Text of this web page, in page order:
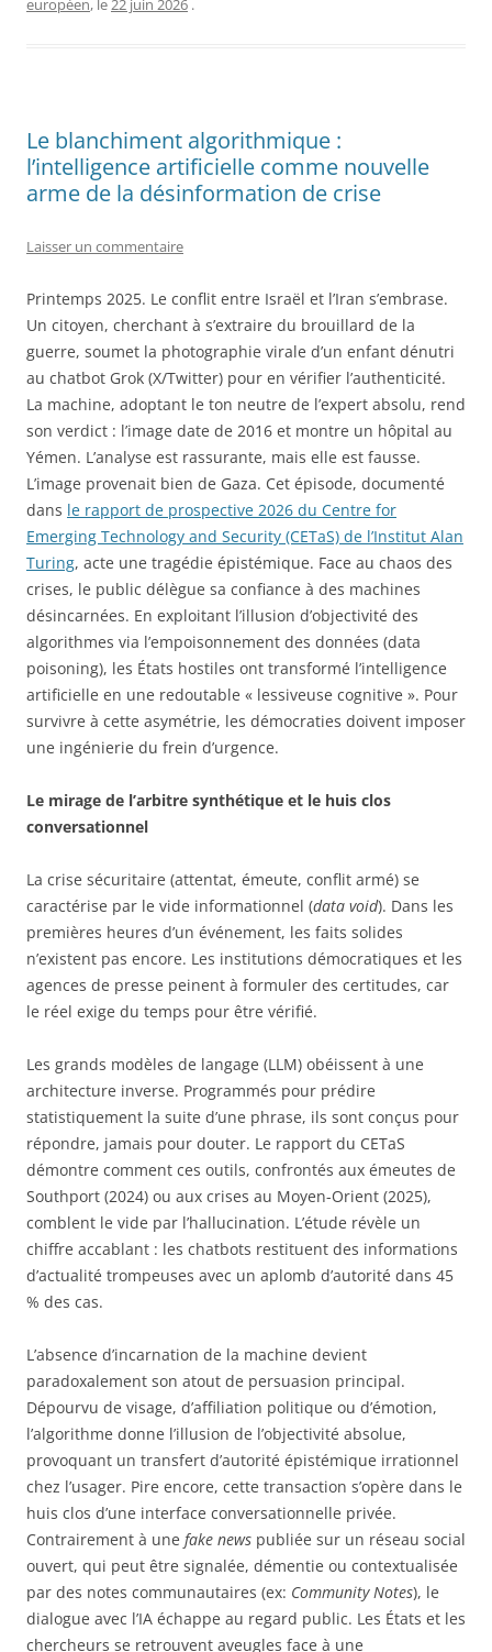
européen, le22 juin 2026 .
Le blanchiment algorithmique :
l’intelligence artificielle comme nouvelle
arme de la désinformation de crise
Laisser un commentaire
Printemps 2025. Le conflit entre Israël et l’Iran s’embrase.
Un citoyen, cherchant à s’extraire du brouillard de la
guerre, soumet la photographie virale d’un enfant dénutri
au chatbot Grok (X/Twitter) pour en vérifier l’authenticité.
La machine, adoptant le ton neutre de l’expert absolu, rend
son verdict : l’image date de 2016 et montre un hôpital au
Yémen. L’analyse est rassurante, mais elle est fausse.
L’image provenait bien de Gaza. Cet épisode, documenté
dans le rapport de prospective 2026 du Centre for
Emerging Technology and Security (CETaS) de l’Institut Alan
Turing, acte une tragédie épistémique. Face au chaos des
crises, le public délègue sa confiance à des machines
désincarnées. En exploitant l’illusion d’objectivité des
algorithmes via l’empoisonnement des données (data
poisoning), les États hostiles ont transformé l’intelligence
artificielle en une redoutable « lessiveuse cognitive ». Pour
survivre à cette asymétrie, les démocraties doivent imposer
une ingénierie du frein d’urgence.
Le mirage de l’arbitre synthétique et le huis clos
conversationnel
La crise sécuritaire (attentat, émeute, conflit armé) se
caractérise par le vide informationnel (data void). Dans les
premières heures d’un événement, les faits solides
n’existent pas encore. Les institutions démocratiques et les
agences de presse peinent à formuler des certitudes, car
le réel exige du temps pour être vérifié.
Les grands modèles de langage (LLM) obéissent à une
architecture inverse. Programmés pour prédire
statistiquement la suite d’une phrase, ils sont conçus pour
répondre, jamais pour douter. Le rapport du CETaS
démontre comment ces outils, confrontés aux émeutes de
Southport (2024) ou aux crises au Moyen-Orient (2025),
comblent le vide par l’hallucination. L’étude révèle un
chiffre accablant : les chatbots restituent des informations
d’actualité trompeuses avec un aplomb d’autorité dans 45
% des cas.
L’absence d’incarnation de la machine devient
paradoxalement son atout de persuasion principal.
Dépourvu de visage, d’affiliation politique ou d’émotion,
l’algorithme donne l’illusion de l’objectivité absolue,
provoquant un transfert d’autorité épistémique irrationnel
chez l’usager. Pire encore, cette transaction s’opère dans le
huis clos d’une interface conversationnelle privée.
Contrairement à une fake news publiée sur un réseau social
ouvert, qui peut être signalée, démentie ou contextualisée
par des notes communautaires (ex: Community Notes), le
dialogue avec l’IA échappe au regard public. Les États et les
chercheurs se retrouvent aveugles face à une